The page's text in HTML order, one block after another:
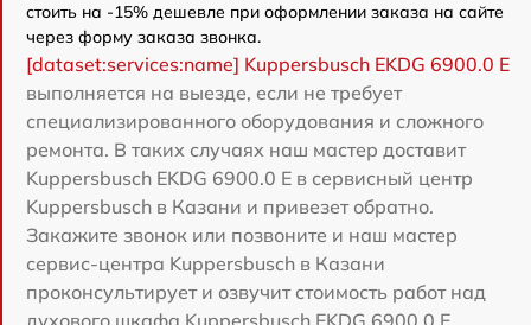
стоить на -15% дешевле при оформлении заказа на сайте
через форму заказа звонка.
[dataset:services:name] Kuppersbusch EKDG 6900.0 E
выполняется на выезде, если не требует
специализированного оборудования и сложного
ремонта. В таких случаях наш мастер доставит
Kuppersbusch EKDG 6900.0 E в сервисный центр
Kuppersbusch в Казани и привезет обратно.
Закажите звонок или позвоните и наш мастер
сервис-центра Kuppersbusch в Казани
проконсультирует и озвучит стоимость работ над